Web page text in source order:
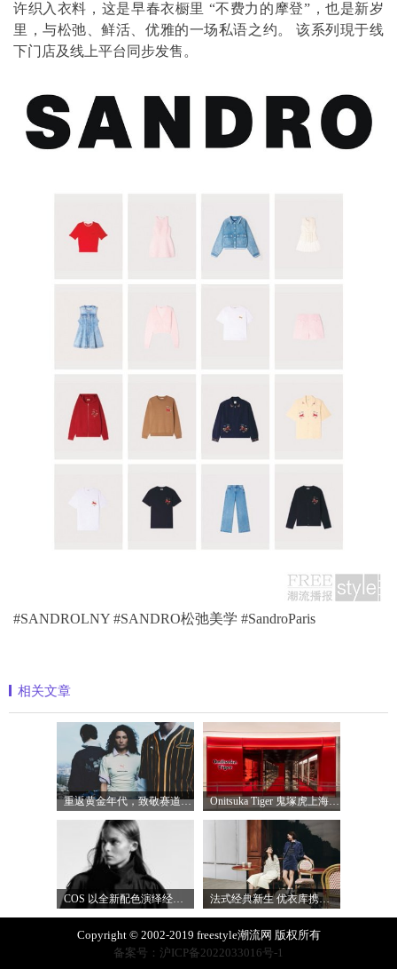
许织入衣料，这是早春衣橱里 “不费力的摩登”，也是新岁
里，与松弛、鲜活、优雅的一场私语之约。 该系列現于线
下门店及线上平台同步发售。
#SANDROLNY #SANDRO松弛美学 #SandroParis
相关文章
重返黄金年代，致敬赛道传奇 PUMA携手M Onitsuka Tiger 鬼塚虎上海环贸 iapm 概念店盛
法式经典新生 优衣库携手COMPTOIR DES COTO
Copyright © 2002-2019 freestyle潮流网 版权所有
备案号：沪ICP备2022033016号-1